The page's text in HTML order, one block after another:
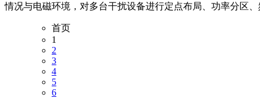
情况与电磁环境，对多台干扰设备进行定点布局、功率分区
首页
1
2
3
4
5
6